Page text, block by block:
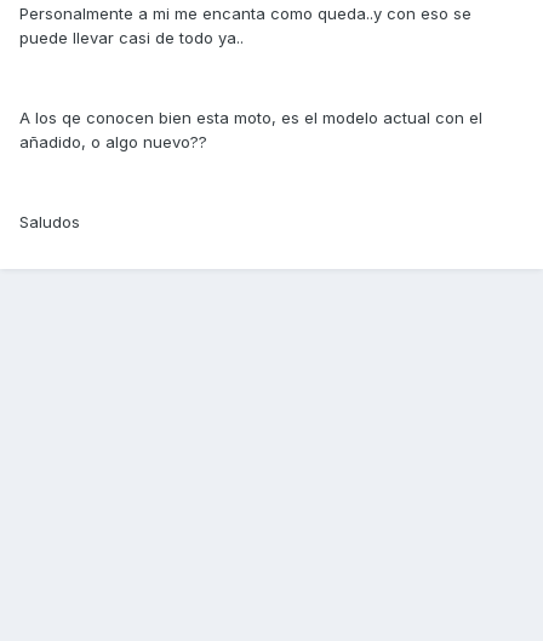
Personalmente a mi me encanta como queda..y con eso se
puede llevar casi de todo ya..
A los qe conocen bien esta moto, es el modelo actual con el
añadido, o algo nuevo??
Saludos